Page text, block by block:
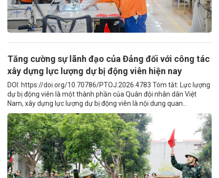
Tăng cường sự lãnh đạo của Đảng đối với công tác
xây dựng lực lượng dự bị động viên hiện nay
DOI: https://doi.org/10.70786/PTOJ.2026.4783 Tóm tắt: Lực lượng
dự bị động viên là một thành phần của Quân đội nhân dân Việt
Nam, xây dựng lực lượng dự bị động viên là nội dung quan...